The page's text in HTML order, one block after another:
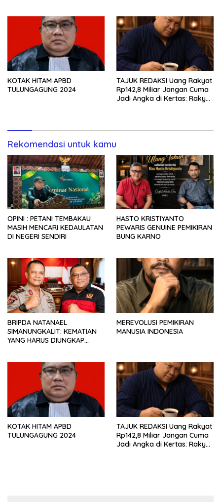
KOTAK HITAM APBD
TULUNGAGUNG 2024
TAJUK REDAKSI Uang Rakyat
Rp142,8 Miliar Jangan Cuma
Jadi Angka di Kertas: Rakyat
Jawab?
Rekomendasi untuk kamu
OPINI : PETANI TEMBAKAU
MASIH MENCARI KEDAULATAN
DI NEGERI SENDIRI
HASTO KRISTIYANTO
PEWARIS GENUINE PEMIKIRAN
BUNG KARNO
BRIPDA NATANAEL
SIMANUNGKALIT: KEMATIAN
YANG HARUS DIUNGKAP
MEREVOLUSI PEMIKIRAN
MANUSIA INDONESIA
KOTAK HITAM APBD
TULUNGAGUNG 2024
TAJUK REDAKSI Uang Rakyat
Rp142,8 Miliar Jangan Cuma
Jadi Angka di Kertas: Rakyat